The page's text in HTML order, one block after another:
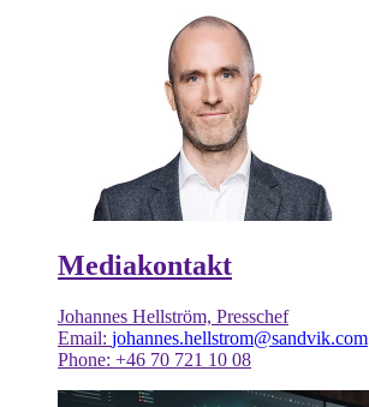
Mediakontakt
Johannes Hellström, Presschef
Email: johannes.hellstrom@sandvik.com
Phone: +46 70 721 10 08